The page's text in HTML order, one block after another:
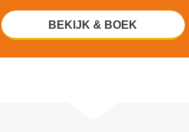
BEKIJK & BOEK